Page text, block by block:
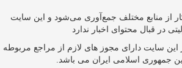
از منابع مختلف جمع‌آوری می‌شود و این سایت
در قبال محتوای اخبار ندارد
این سایت دارای مجوز های لازم از مراجع مربوطه
جمهوری اسلامی ایران می باشد.